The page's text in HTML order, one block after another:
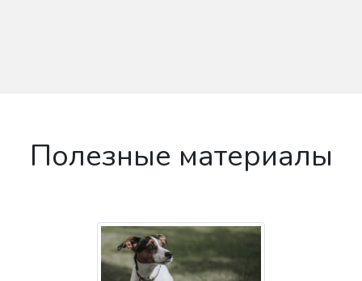
Полезные материалы